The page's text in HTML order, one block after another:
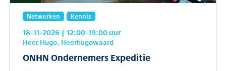
Netwerken Kennis
18-11-2026 | 12:00-19:00uur
Heer Hugo, Heerhugowaard
ONHN Ondernemers Expeditie